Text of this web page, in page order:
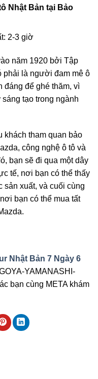
Nhật Bản tại Bảo
2-3 giờ
năm 1920 bởi Tập
phải là người đam mê ô
đáng để ghé thăm, vì
tạo trong ngành
khách tham quan bảo
công nghệ ô tô và
bạn sẽ đi qua một dây
tế, nơi bạn có thể thấy
xuất, và cuối cùng
bạn có thể mua tất
Nhật Bản 7 Ngày 6
YAMANASHI-
bạn cùng META khám